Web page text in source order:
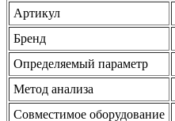
Артикул
Бренд
Определяемый параметр
Метод анализа
Совместимое оборудование